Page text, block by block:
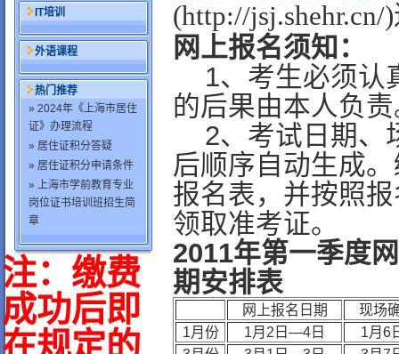
IT培训
外语课程
热门推荐
» 2024年《上海市居住
证》办理流程
» 居住证积分答疑
» 居住证积分申请条件
» 上海市学前教育专业
岗位证书培训班招生简
章
(http://
网上报名须知：
1、考生必须认
的后果由本人负
2、考试日期、
后顺序自动生成
报名表，并按照
领取准考证。
2011年第一季度
期安排表
网上报名日期
现场
1月份
1月2日—4日
1月6
注：缴费
成功后即
在规定的